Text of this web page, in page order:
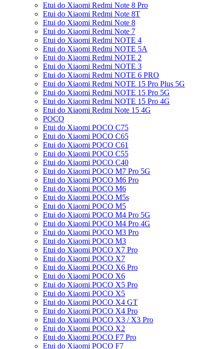
Etui do Xiaomi Redmi Note 8 Pro
Etui do Xiaomi Redmi Note 8T
Etui do Xiaomi Redmi Note 8
Etui do Xiaomi Redmi Note 7
Etui do Xiaomi Redmi NOTE 4
Etui do Xiaomi Redmi NOTE 5A
Etui do Xiaomi Redmi NOTE 2
Etui do Xiaomi Redmi NOTE 3
Etui do Xiaomi Redmi NOTE 6 PRO
Etui do Xiaomi Redmi NOTE 15 Pro Plus 5G
Etui do Xiaomi Redmi NOTE 15 Pro 5G
Etui do Xiaomi Redmi NOTE 15 Pro 4G
Etui do Xiaomi Redmi Note 15 4G
POCO
Etui do Xiaomi POCO C75
Etui do Xiaomi POCO C65
Etui do Xiaomi POCO C61
Etui do Xiaomi POCO C55
Etui do Xiaomi POCO C40
Etui do Xiaomi POCO M7 Pro 5G
Etui do Xiaomi POCO M6 Pro
Etui do Xiaomi POCO M6
Etui do Xiaomi POCO M5s
Etui do Xiaomi POCO M5
Etui do Xiaomi POCO M4 Pro 5G
Etui do Xiaomi POCO M4 Pro 4G
Etui do Xiaomi POCO M3 Pro
Etui do Xiaomi POCO M3
Etui do Xiaomi POCO X7 Pro
Etui do Xiaomi POCO X7
Etui do Xiaomi POCO X6 Pro
Etui do Xiaomi POCO X6
Etui do Xiaomi POCO X5 Pro
Etui do Xiaomi POCO X5
Etui do Xiaomi POCO X4 GT
Etui do Xiaomi POCO X4 Pro
Etui do Xiaomi POCO X3 / X3 Pro
Etui do Xiaomi POCO X2
Etui do Xiaomi POCO F7 Pro
Etui do Xiaomi POCO F7